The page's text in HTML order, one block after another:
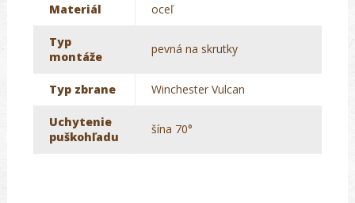
Materiál oceľ
Typ
montáže
pevná na skrutky
Typ zbrane Winchester Vulcan
Uchytenie
puškohľadu
šína 70°